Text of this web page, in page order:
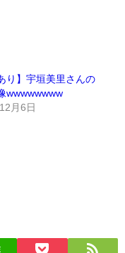
り】宇垣美里さんの
wwwwwwww
月6日